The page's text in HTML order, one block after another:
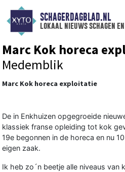
SCHAGERDAGBLAD.NL
lokaal nieuws schagen en
Marc Kok horeca
Medemblik
Marc Kok horeca exploitatie
De in Enkhuizen opgegroeide
klassiek franse opleiding tot kok
19e begonnen in de horeca en nu
eigen zaak.
Ik heb zo´n beetje alle niveaus van